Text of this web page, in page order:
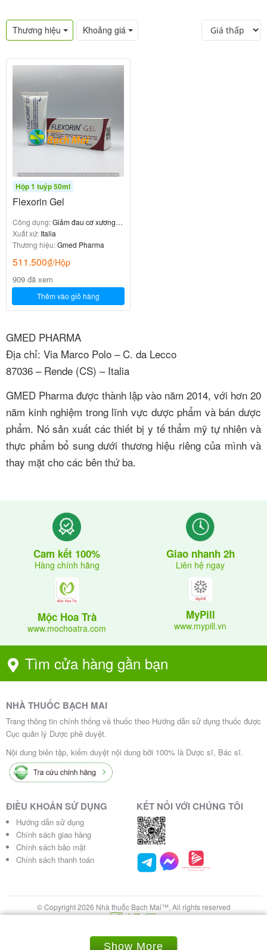
Thương hiệu Khoảng giá
Hộp 1 tuýp 50ml
Flexorin Gel
Công dụng:Giảm đau cơ xương
khớp
Xuất xứ: Italia
Thương hiệu:Gmed Pharma
511.500₫/Hộp
909 đã xem
Thêm vào giỏ hàng
GMED PHARMA
Địa chỉ: Via Marco Polo – C. da Lecco
87036 – Rende (CS) – Italia
GMED Pharma được thành lập vào năm 2014, với hơn 20
năm kinh nghiệm trong lĩnh vực dược phẩm và bán dược
phẩm. Nó sản xuất các thiết bị y tế thẩm mỹ tự nhiên và
thực phẩm bổ sung dưới thương hiệu riêng của mình và
thay mặt cho các bên thứ ba.
Cam kết 100%
Hàng chính hãng
Giao nhanh 2h
Liên hệ ngay
Mộc Hoa Trà
www.mochoatra.com
MyPill
www.mypill.vn
Tìm cửa hàng gần bạn
NHÀ THUỐC BẠCH MAI
Trang thông tin chính thống về thuốc theo Hướng dẫn sử dụng thuốc được
Cục quản lý Dược phê duyệt.
Nội dung biên tập, kiểm duyệt nội dung bởi 100% là Dược sĩ, Bác sĩ.
ĐIỀU KHOẢN SỬ DỤNG
Hướng dẫn sử dụng
Chính sách giao hàng
Chính sách bảo mật
Chính sách thanh toán
KẾT NỐI VỚI CHÚNG TÔI
© Copyright 2026 Nhà thuốc Bạch Mai™, All rights reserved
Show More